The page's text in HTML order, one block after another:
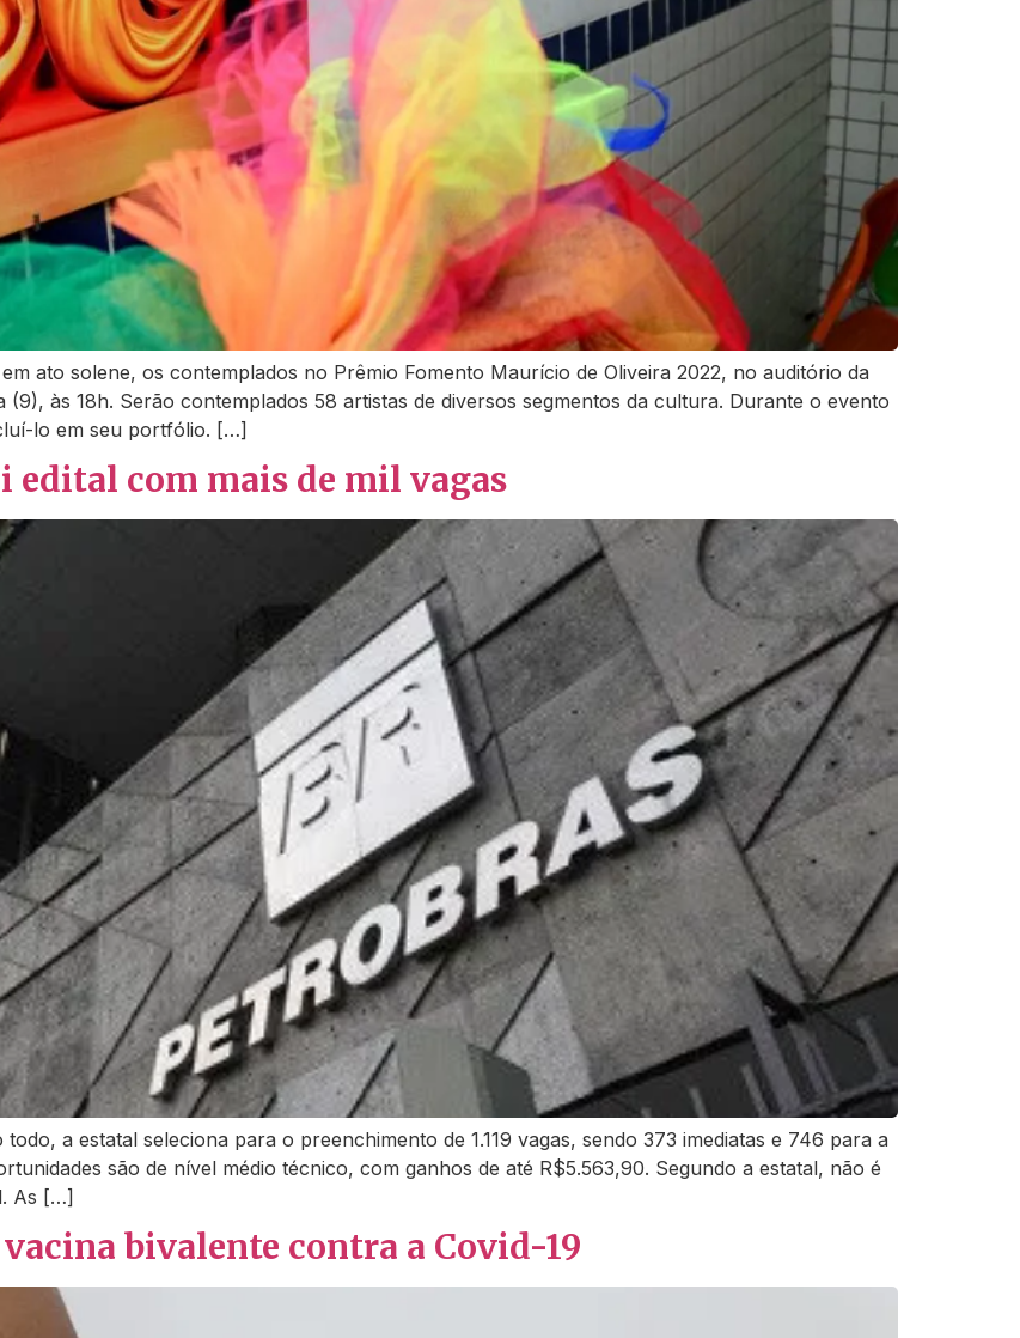
ato solene, os contemplados no Prêmio Fomento Maurício de Oliveira 2022, no auditório da
(9), às 18h. Serão contemplados 58 artistas de diversos segmentos da cultura. Durante o evento
lo em seu portfólio. […]
edital com mais de mil vagas
a estatal seleciona para o preenchimento de 1.119 vagas, sendo 373 imediatas e 746 para a
são de nível médio técnico, com ganhos de até R$5.563,90. Segundo a estatal, não é
As […]
vacina bivalente contra a Covid-19